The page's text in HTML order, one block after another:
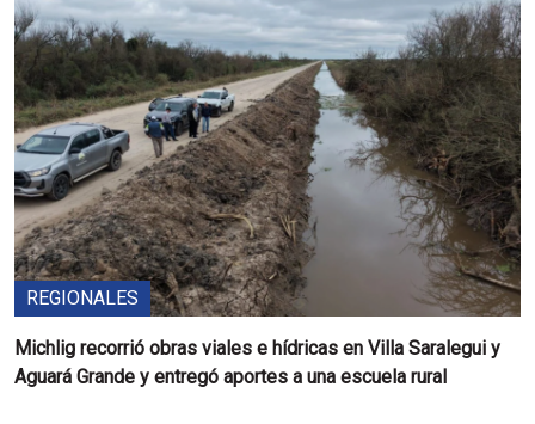
REGIONALES
Michlig recorrió obras viales e hídricas en Villa Saralegui y
Aguará Grande y entregó aportes a una escuela rural